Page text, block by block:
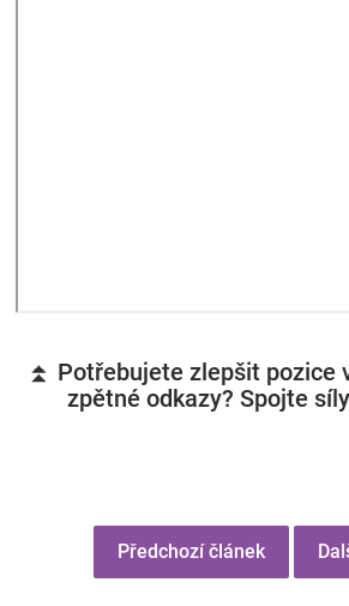
⏫ Potřebujete zlepšit pozice
zpětné odkazy? Spojte
Předchozí článek